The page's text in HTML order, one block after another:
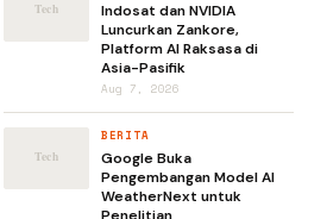
Indosat dan NVIDIA
Luncurkan Zankore,
Platform AI Raksasa di
Asia-Pasifik
Aug 7, 2026
BERITA
Google Buka
Pengembangan Model AI
WeatherNext untuk